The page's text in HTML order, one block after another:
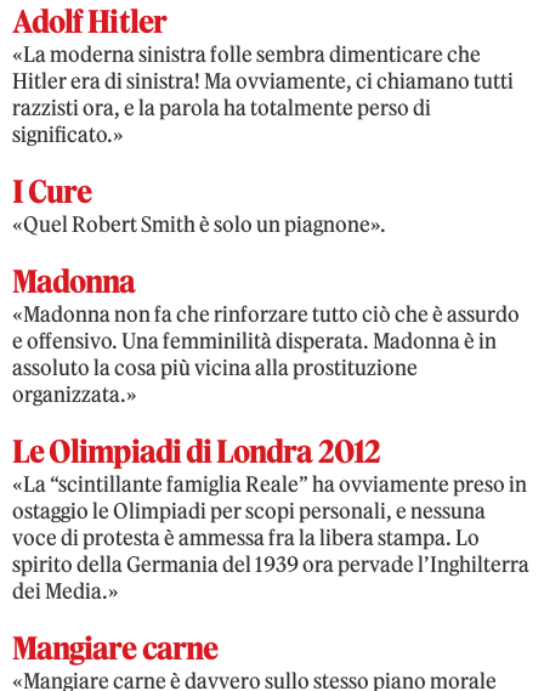
Adolf Hitler
«La moderna sinistra folle sembra dimenticare che
Hitler era di sinistra! Ma ovviamente, ci chiamano tutti
razzisti ora, e la parola ha totalmente perso di
significato.»
I Cure
«Quel Robert Smith è solo un piagnone».
Madonna
«Madonna non fa che rinforzare tutto ciò che è assurdo
e offensivo. Una femminilità disperata. Madonna è in
assoluto la cosa più vicina alla prostituzione
organizzata.»
Le Olimpiadi di Londra 2012
«La “scintillante famiglia Reale” ha ovviamente preso in
ostaggio le Olimpiadi per scopi personali, e nessuna
voce di protesta è ammessa fra la libera stampa. Lo
spirito della Germania del 1939 ora pervade l’Inghilterra
dei Media.»
Mangiare carne
«Mangiare carne è davvero sullo stesso piano morale